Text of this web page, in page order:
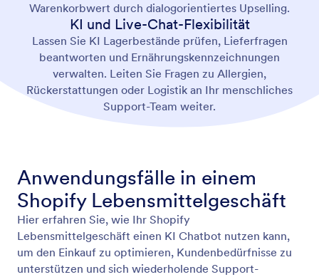
Warenkorbwert durch dialogorientiertes Upselling.
KI und Live-Chat-Flexibilität
Lassen Sie KI Lagerbestände prüfen, Lieferfragen
beantworten und Ernährungskennzeichnungen
verwalten. Leiten Sie Fragen zu Allergien,
Rückerstattungen oder Logistik an Ihr menschliches
Support-Team weiter.
Anwendungsfälle in einem
Shopify Lebensmittelgeschäft
Hier erfahren Sie, wie Ihr Shopify
Lebensmittelgeschäft einen KI Chatbot nutzen kann,
um den Einkauf zu optimieren, Kundenbedürfnisse zu
unterstützen und sich wiederholende Support-